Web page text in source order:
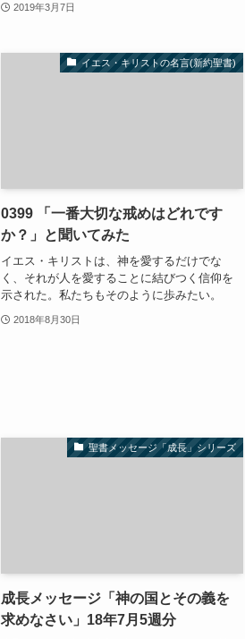
2019年3月7日
イエス・キリストの名言(新約聖書)
0399 「一番大切な戒めはどれです
か？」と聞いてみた
イエス・キリストは、神を愛するだけでな
く、それが人を愛することに結びつく信仰を
示された。私たちもそのように歩みたい。
2018年8月30日
聖書メッセージ「成長」シリーズ
成長メッセージ「神の国とその義を
求めなさい」18年7月5週分